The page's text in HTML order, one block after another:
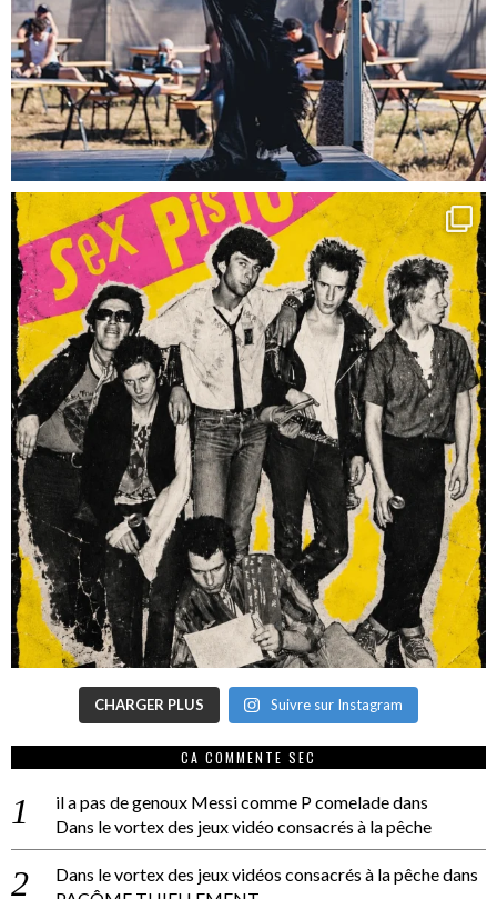
CHARGER PLUS Suivre sur Instagram
CA COMMENTE SEC
il a pas de genoux Messi comme P comeladedans
Dans le vortex des jeux vidéo consacrés à la pêche
Dans le vortex des jeux vidéos consacrés à la pêchedans